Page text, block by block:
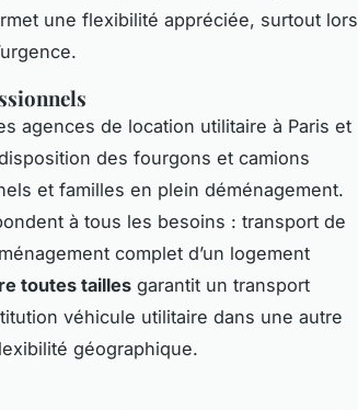
une flexibilité appréciée, surtout lors
agences de location utilitaire à Paris et
des fourgons et camions
et familles en plein déménagement.
à tous les besoins : transport de
complet d’un logement
toutes tailles garantit un transport
véhicule utilitaire dans une autre
géographique.